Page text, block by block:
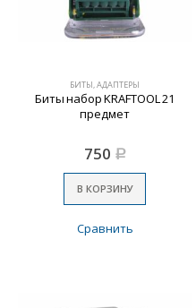
БИТЫ, АДАПТЕРЫ
Биты набор KRAFTOOL 21
предмет
750 Р
В КОРЗИНУ
Сравнить